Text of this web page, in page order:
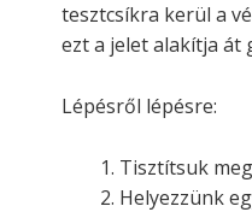
tesztcsíkra kerül a
ezt a jelet alakítja át
Lépésről lépésre:
Tisztítsuk
Helyezzünk